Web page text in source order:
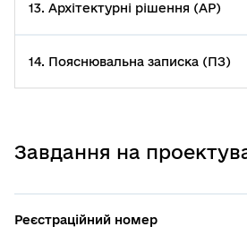
13. Архітектурні рішення (АР)
14. Пояснювальна записка (ПЗ)
Завдання на
Реєстраційний номер